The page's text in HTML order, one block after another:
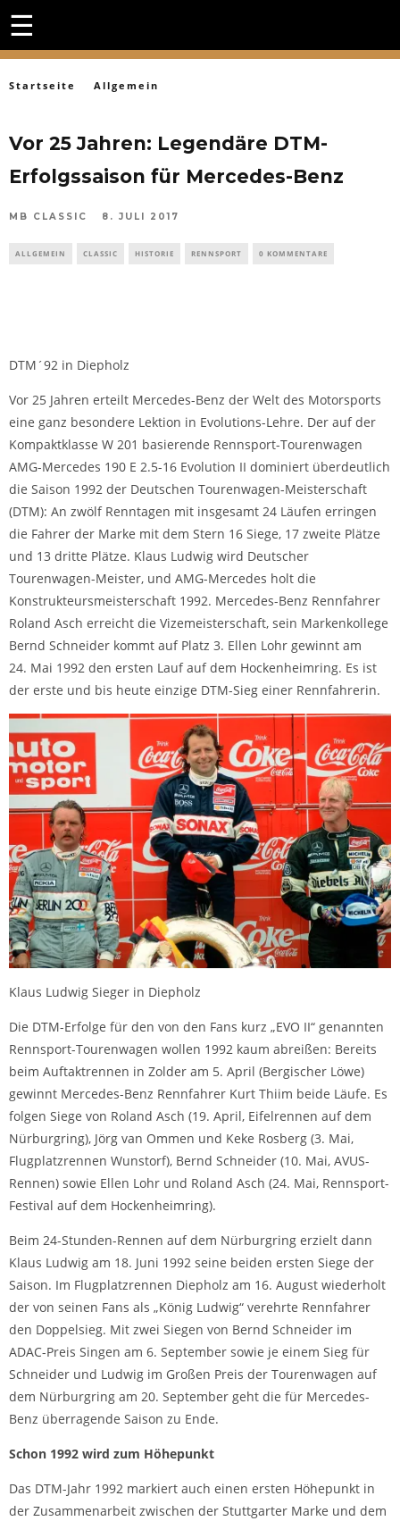
☰
Startseite Allgemein
Vor 25 Jahren: Legendäre DTM-
Erfolgssaison für Mercedes-Benz
MB CLASSIC 8. JULI 2017
ALLGEMEIN CLASSIC HISTORIE RENNSPORT 0 KOMMENTARE
DTM´92 in Diepholz
Vor 25 Jahren erteilt Mercedes-Benz der Welt des Motorsports
eine ganz besondere Lektion in Evolutions-Lehre. Der auf der
Kompaktklasse W 201 basierende Rennsport-Tourenwagen
AMG-Mercedes 190 E 2.5-16 Evolution II dominiert überdeutlich
die Saison 1992 der Deutschen Tourenwagen-Meisterschaft
(DTM): An zwölf Renntagen mit insgesamt 24 Läufen erringen
die Fahrer der Marke mit dem Stern 16 Siege, 17 zweite Plätze
und 13 dritte Plätze. Klaus Ludwig wird Deutscher
Tourenwagen-Meister, und AMG-Mercedes holt die
Konstrukteursmeisterschaft 1992. Mercedes-Benz Rennfahrer
Roland Asch erreicht die Vizemeisterschaft, sein Markenkollege
Bernd Schneider kommt auf Platz 3. Ellen Lohr gewinnt am
24. Mai 1992 den ersten Lauf auf dem Hockenheimring. Es ist
der erste und bis heute einzige DTM-Sieg einer Rennfahrerin.
Klaus Ludwig Sieger in Diepholz
Die DTM-Erfolge für den von den Fans kurz „EVO II“ genannten
Rennsport-Tourenwagen wollen 1992 kaum abreißen: Bereits
beim Auftaktrennen in Zolder am 5. April (Bergischer Löwe)
gewinnt Mercedes-Benz Rennfahrer Kurt Thiim beide Läufe. Es
folgen Siege von Roland Asch (19. April, Eifelrennen auf dem
Nürburgring), Jörg van Ommen und Keke Rosberg (3. Mai,
Flugplatzrennen Wunstorf), Bernd Schneider (10. Mai, AVUS-
Rennen) sowie Ellen Lohr und Roland Asch (24. Mai, Rennsport-
Festival auf dem Hockenheimring).
Beim 24-Stunden-Rennen auf dem Nürburgring erzielt dann
Klaus Ludwig am 18. Juni 1992 seine beiden ersten Siege der
Saison. Im Flugplatzrennen Diepholz am 16. August wiederholt
der von seinen Fans als „König Ludwig“ verehrte Rennfahrer
den Doppelsieg. Mit zwei Siegen von Bernd Schneider im
ADAC-Preis Singen am 6. September sowie je einem Sieg für
Schneider und Ludwig im Großen Preis der Tourenwagen auf
dem Nürburgring am 20. September geht die für Mercedes-
Benz überragende Saison zu Ende.
Schon 1992 wird zum Höhepunkt
Das DTM-Jahr 1992 markiert auch einen ersten Höhepunkt in
der Zusammenarbeit zwischen der Stuttgarter Marke und dem